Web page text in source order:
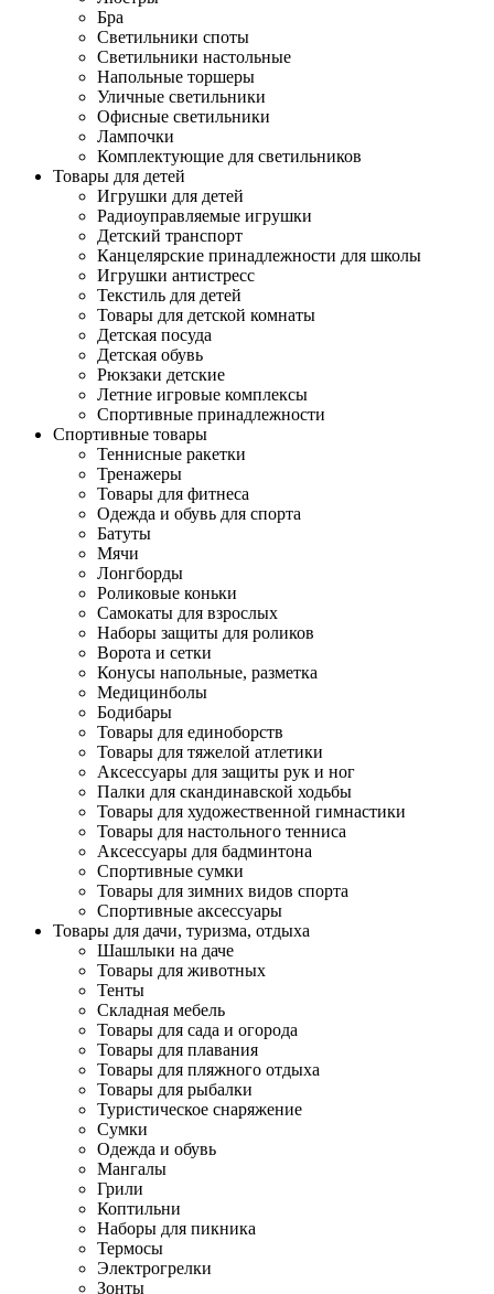
Бра
Светильники споты
Светильники настольные
Напольные торшеры
Уличные светильники
Офисные светильники
Лампочки
Комплектующие для светильников
Товары для детей
Игрушки для детей
Радиоуправляемые игрушки
Детский транспорт
Канцелярские принадлежности для школы
Игрушки антистресс
Текстиль для детей
Товары для детской комнаты
Детская посуда
Детская обувь
Рюкзаки детские
Летние игровые комплексы
Спортивные принадлежности
Спортивные товары
Теннисные ракетки
Тренажеры
Товары для фитнеса
Одежда и обувь для спорта
Батуты
Мячи
Лонгборды
Роликовые коньки
Самокаты для взрослых
Наборы защиты для роликов
Ворота и сетки
Конусы напольные, разметка
Медицинболы
Бодибары
Товары для единоборств
Товары для тяжелой атлетики
Аксессуары для защиты рук и ног
Палки для скандинавской ходьбы
Товары для художественной гимнастики
Товары для настольного тенниса
Аксессуары для бадминтона
Спортивные сумки
Товары для зимних видов спорта
Спортивные аксессуары
Товары для дачи, туризма, отдыха
Шашлыки на даче
Товары для животных
Тенты
Складная мебель
Товары для сада и огорода
Товары для плавания
Товары для пляжного отдыха
Товары для рыбалки
Туристическое снаряжение
Сумки
Одежда и обувь
Мангалы
Грили
Коптильни
Наборы для пикника
Термосы
Электрогрелки
Зонты